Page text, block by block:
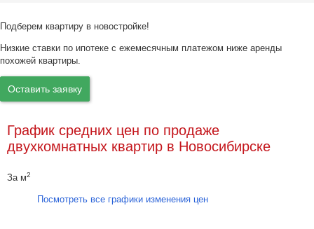
Подберем квартиру в новостройке!
Низкие ставки по ипотеке с ежемесячным платежом ниже аренды
похожей квартиры.
Оставить заявку
График средних цен по продаже
двухкомнатных квартир в Новосибирске
За м2
Посмотреть все графики изменения цен